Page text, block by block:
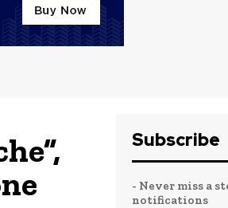
Subscribe
- Never miss a
notifications